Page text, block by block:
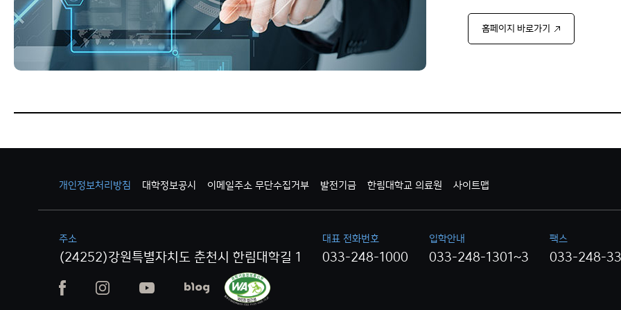
홈페이지 바로가기
개인정보처리방침 대학정보공시 이메일주소 무단수집거부 발전기금 한림대학교 의료원 사이트맵
주소
(24252)강원특별자치도 춘천시 한림대학길 1
대표 전화번호
033-248-1000
입학안내
033-248-1301~3
팩스
033-248-